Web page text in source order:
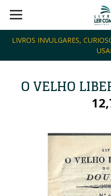
LIVROS INVULGARES,
O VELHO